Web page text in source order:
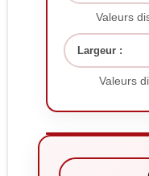
Valeurs
Largeur :
Valeurs